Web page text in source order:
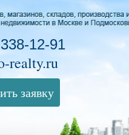
338-12-91
realty.ru
заявку